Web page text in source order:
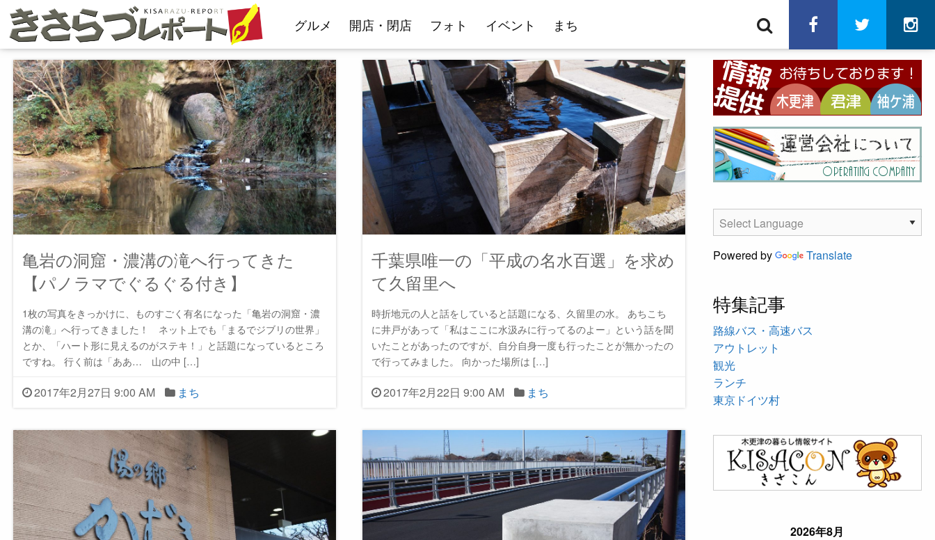
テ
グルメ 開店・閉店 フォト イベント まち facebooktwitter
亀岩の洞窟・濃溝の滝へ行ってきた
【パノラマでぐるぐる付き】
1枚の写真をきっかけに、ものすごく有名になった「亀岩の洞窟・濃
溝の滝」へ行ってきました！ ネット上でも「まるでジブリの世界」
とか、「ハート形に見えるのがステキ！」と話題になっているところ
ですね。 行く前は「ああ… 山の中 […]
2017年2月27日 9:00 AM まち
千葉県唯一の「平成の名水百選」を求め
て久留里へ
時折地元の人と話をしていると話題になる、久留里の水。 あちこち
に井戸があって「私はここに水汲みに行ってるのよー」という話を聞
いたことがあったのですが、自分自身一度も行ったことが無かったの
で行ってみました。 向かった場所は […]
2017年2月22日 9:00 AM まち
Powered by Translate
特集記事
路線バス・高速バス
アウトレット
観光
ランチ
東京ドイツ村
2026年8月